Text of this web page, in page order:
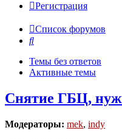
Регистрация
Список форумов
Поиск
Темы без ответов
Активные темы
Снятие ГБЦ,
Модераторы: mek, indy